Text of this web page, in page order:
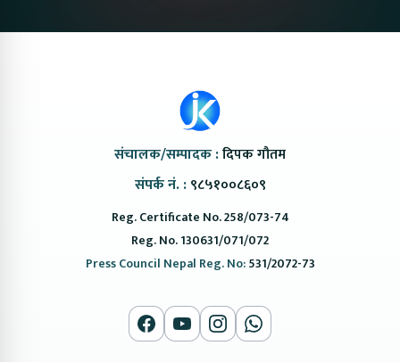
संचालक/सम्पादक :दिपक गौतम
संपर्क नं. : ९८५१००८६०९
Reg. Certificate No. 258/073-74
Reg. No. 130631/071/072
Press Council Nepal Reg. No:531/2072-73